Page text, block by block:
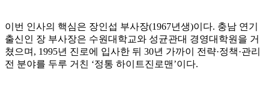
이번 인사의 핵심은 장인섭 부사장(1967년생)이다. 충남 연기
출신인 장 부사장은 수원대학교와 성균관대 경영대학원을 거
쳤으며, 1995년 진로에 입사한 뒤 30년 가까이 전략·정책·관리
전 분야를 두루 거친 ‘정통 하이트진로맨’이다.